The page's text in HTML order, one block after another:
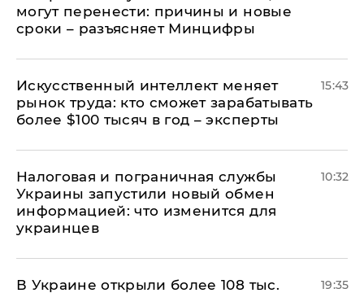
могут перенести: причины и новые
сроки – разъясняет Минцифры
Искусственный интеллект меняет
рынок труда: кто сможет зарабатывать
более $100 тысяч в год – эксперты
15:43
Налоговая и пограничная службы
Украины запустили новый обмен
информацией: что изменится для
украинцев
10:32
В Украине открыли более 108 тыс. 19:35